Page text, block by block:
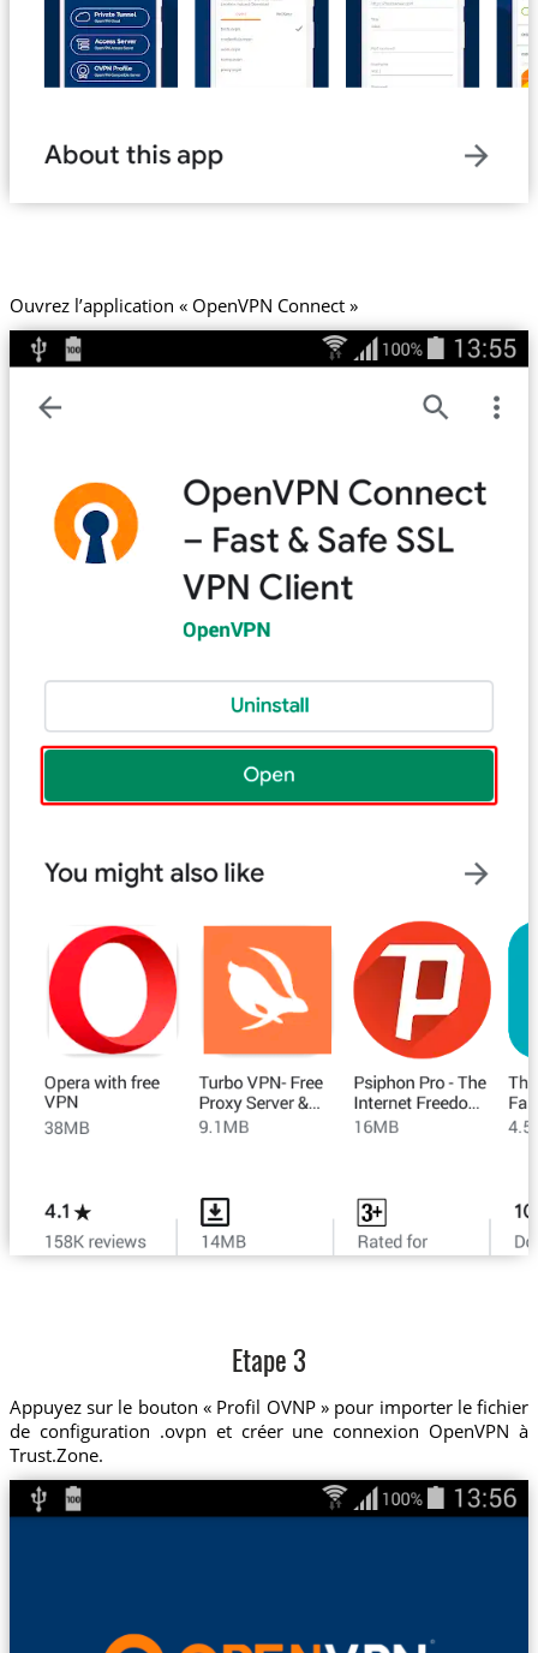
Ouvrez l’application « OpenVPN Connect »
Etape 3
Appuyez sur le bouton « Profil OVNP » pour importer le fichier
de configuration .ovpn et créer une connexion OpenVPN à
Trust.Zone.